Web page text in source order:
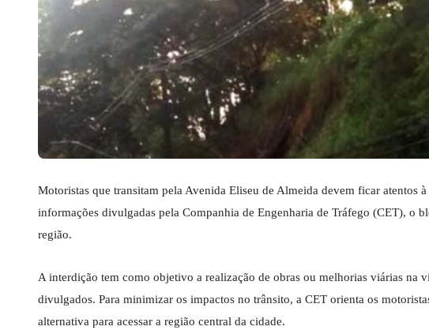
Motoristas que transitam pela Avenida Eliseu de Almeida devem ficar atentos
informações divulgadas pela Companhia de Engenharia de Tráfego (CET), o
região.
A interdição tem como objetivo a realização de obras ou melhorias viárias na
divulgados. Para minimizar os impactos no trânsito, a CET orienta os
alternativa para acessar a região central da cidade.